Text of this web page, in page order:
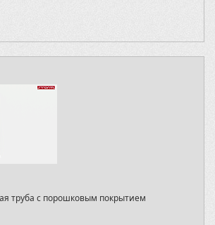
труба с порошковым покрытием